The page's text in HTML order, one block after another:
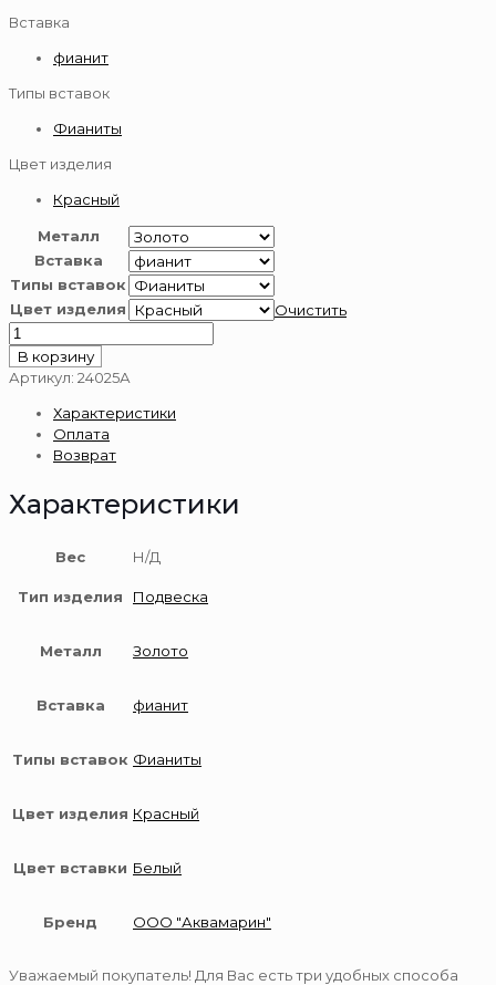
Вставка
фианит
Типы вставок
Фианиты
Цвет изделия
Красный
Металл
Вставка
Типы вставок
Цвет изделия
Очистить
Количество
товара
Подвеска-
золота
В корзину
Артикул: 24025А
Характеристики
Оплата
Возврат
Характеристики
Вес Н/Д
Тип изделия Подвеска
Металл Золото
Вставка фианит
Типы вставок Фианиты
Цвет изделия Красный
Цвет вставки Белый
Бренд ООО "Аквамарин"
Уважаемый покупатель! Для Вас есть три удобных способа